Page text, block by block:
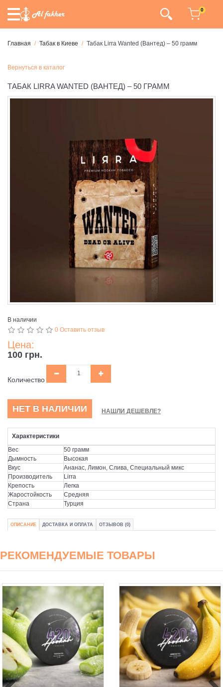
0
Главная Табак в Киеве Табак Lirra Wanted (Вантед) – 50 грамм
Вернуться в каталог
ТАБАК LIRRA WANTED (ВАНТЕД) – 50 ГРАММ
В наличии
0 Оставить отзыв
Цена:
100 грн.
Количество
НЕТ В НАЛИЧИИ НАШЛИ ДЕШЕВЛЕ?
Характеристики
Вес
50 грамм
Дымность
Высокая
Вкус
Ананас, Лимон, Слива, Специальный микс
Производитель
Lirra
Крепость
Легка
Жаростойкость
Средняя
Страна
Турция
ОПИСАНИЕ ДОСТАВКА И ОПЛАТА ОТЗЫВОВ (0)
РЕКОМЕНДУЕМЫЕ ТОВАРЫ